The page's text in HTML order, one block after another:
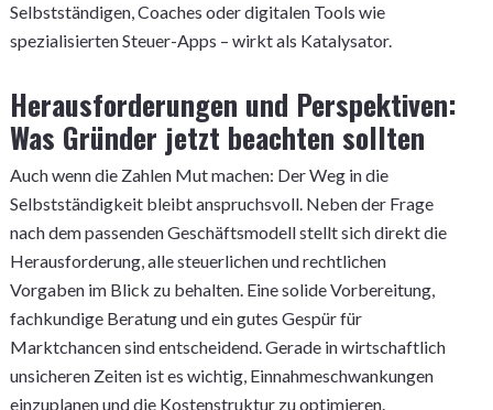
Selbstständigen, Coaches oder digitalen Tools wie
spezialisierten Steuer-Apps – wirkt als Katalysator.
Herausforderungen und Perspektiven:
Was Gründer jetzt beachten sollten
Auch wenn die Zahlen Mut machen: Der Weg in die
Selbstständigkeit bleibt anspruchsvoll. Neben der Frage
nach dem passenden Geschäftsmodell stellt sich direkt die
Herausforderung, alle steuerlichen und rechtlichen
Vorgaben im Blick zu behalten. Eine solide Vorbereitung,
fachkundige Beratung und ein gutes Gespür für
Marktchancen sind entscheidend. Gerade in wirtschaftlich
unsicheren Zeiten ist es wichtig, Einnahmeschwankungen
einzuplanen und die Kostenstruktur zu optimieren.